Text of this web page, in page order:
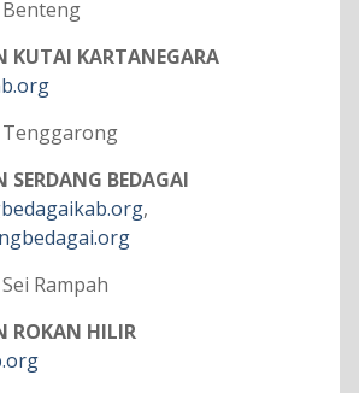
KUTAI KARTANEGARA
SERDANG BEDAGAI
,
Rampah
ROKAN HILIR